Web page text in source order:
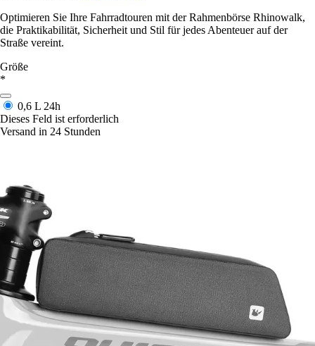
Optimieren Sie Ihre Fahrradtouren mit der Rahmenbörse Rhinowalk,
die Praktikabilität, Sicherheit und Stil für jedes Abenteuer auf der
Straße vereint.
Größe
*
0,6 L 24h
Dieses Feld ist erforderlich
Versand in 24 Stunden